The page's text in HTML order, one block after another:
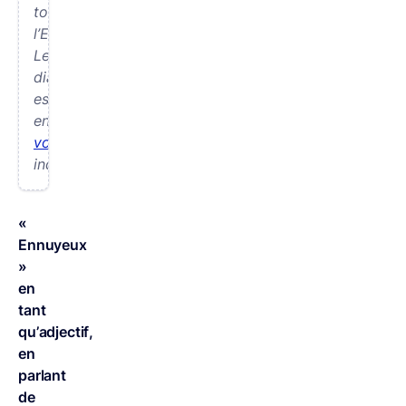
toute
l’Europe.
Le
diagnostic
est
ennuyeux
voire
inquiétant.
«
Ennuyeux
»
en
tant
qu’adjectif,
en
parlant
de